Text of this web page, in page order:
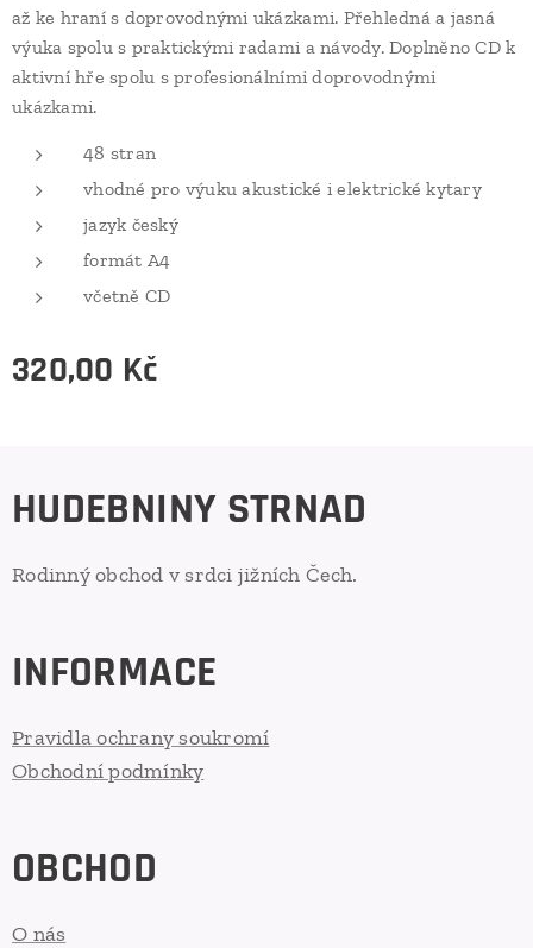
až ke hraní s doprovodnými ukázkami. Přehledná a jasná
výuka spolu s praktickými radami a návody. Doplněno CD k
aktivní hře spolu s profesionálními doprovodnými
ukázkami.
48 stran
vhodné pro výuku akustické i elektrické kytary
jazyk český
formát A4
včetně CD
320,00 Kč
HUDEBNINY STRNAD
Rodinný obchod v srdci jižních Čech.
INFORMACE
Pravidla ochrany soukromí
Obchodní podmínky
OBCHOD
O nás